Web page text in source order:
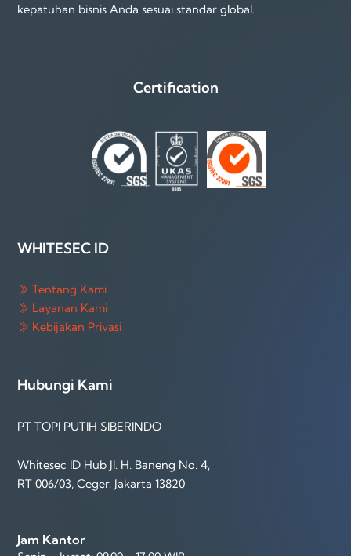
kepatuhan bisnis Anda sesuai standar global.
Certification
WHITESEC ID
Tentang Kami
Layanan Kami
Kebijakan Privasi
Hubungi Kami
PT TOPI PUTIH SIBERINDO
Whitesec ID Hub Jl. H. Baneng No. 4,
RT 006/03, Ceger, Jakarta 13820
Jam Kantor